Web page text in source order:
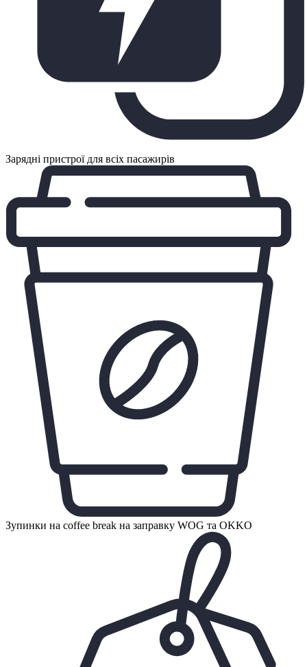
Зарядні пристрої для всіх пасажирів
Зупинки на coffee break на заправку WOG та OKKO